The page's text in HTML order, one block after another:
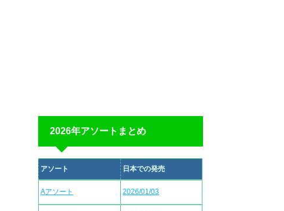
2026年アソートまとめ
アソート 日本での発売
Aアソート 2026/01/03